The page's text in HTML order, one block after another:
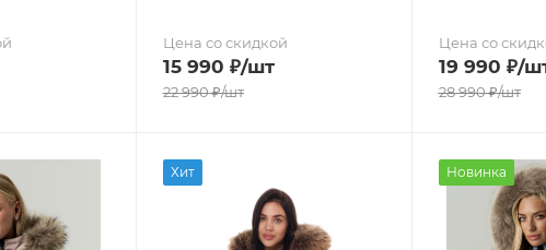
Цена со скидкой
15 990 ₽/шт
22 990₽/шт
Цена со
19 990 ₽/
28 990₽/шт
Хит Новинка